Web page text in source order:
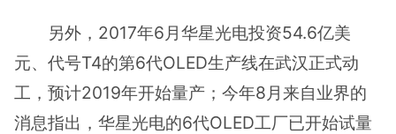
另外，2017年6月华星光电投资54.6亿美
元、代号T4的第6代OLED生产线在武汉正式动
工，预计2019年开始量产；今年8月来自业界的
消息指出，华星光电的6代OLED工厂已开始试量